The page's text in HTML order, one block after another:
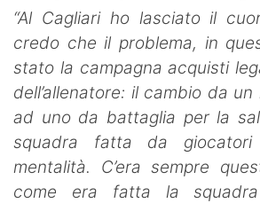
“Al Cagliari ho lasciato il
credo che il problema, in
stato la campagna acquisti
dell’allenatore: il cambio da
ad uno da battaglia per la
squadra fatta da
mentalità. C’era sempre
come era fatta la